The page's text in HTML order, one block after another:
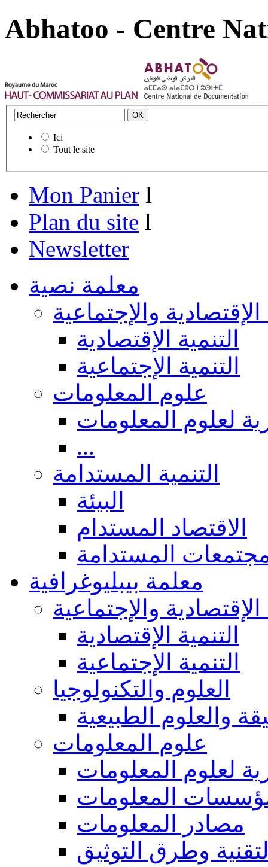
Abhatoo - Centre
Ici
Tout le site
Mon Panier l
Plan du site l
Newsletter
معلمة نصية
الإقتصادية والإجتماعية
التنمية الإقتصادية
التنمية الإجتماعية
علوم المعلومات
لعلوم المعلومات
...
التنمية المستدامة
البيئة
الاقتصاد المستدام
المستدامة
معلمة بيبليوغرافية
الإقتصادية والإجتماعية
التنمية الإقتصادية
التنمية الإجتماعية
العلوم والتكنولوجيا
والعلوم الطبيعية
علوم المعلومات
لعلوم المعلومات
المعلومات
مصادر المعلومات
وطرق التوثيق